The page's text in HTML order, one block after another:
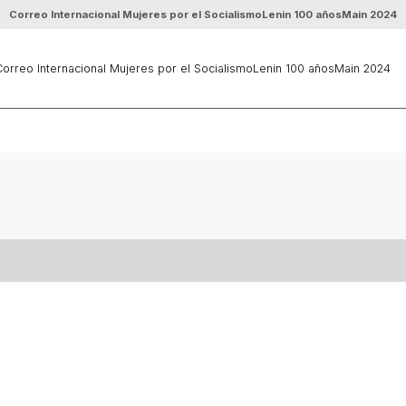
Correo Internacional Mujeres por el SocialismoLenin 100 añosMain 2024
Internacional Mujeres por el SocialismoLenin 100 añosMain 2024